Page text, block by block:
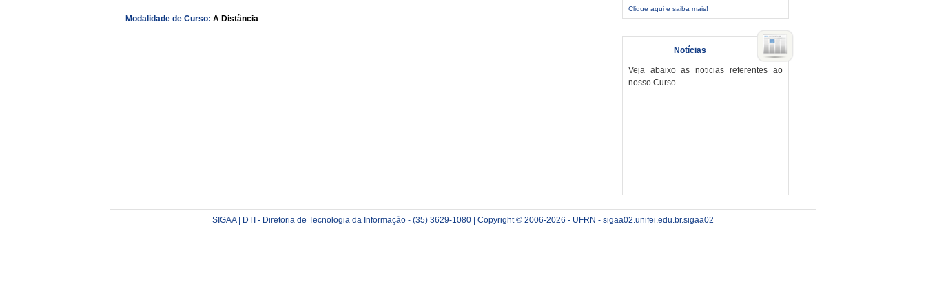
Modalidade de Curso: A Distância
Clique aqui e saiba mais!
Notícias
Veja abaixo as noticias referentes ao
nosso Curso.
SIGAA | DTI - Diretoria de Tecnologia da Informação - (35) 3629-1080 | Copyright © 2006-2026 - UFRN - sigaa02.unifei.edu.br.sigaa02